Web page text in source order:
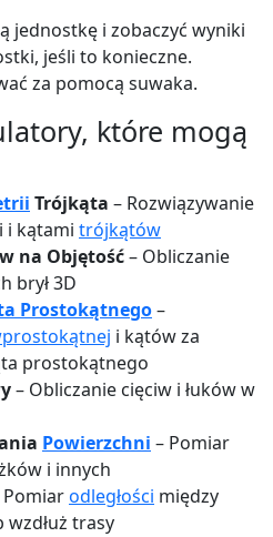
jednostkę i zobaczyć wyniki
jeśli to konieczne.
za pomocą suwaka.
które mogą
Trójkąta – Rozwiązywanie
i kątami trójkątów
na Objętość– Obliczanie
brył 3D
Prostokątnego–
i kątów za
prostokątnego
– Obliczanie cięciw i łuków w
Powierzchni – Pomiar
i innych
Pomiarodległości między
trasy